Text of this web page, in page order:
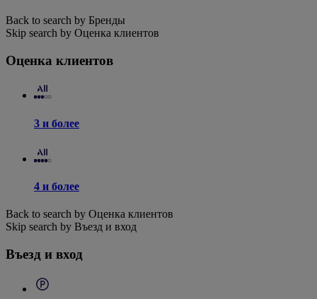
Back to search by Бренды
Skip search by Оценка клиентов
Оценка клиентов
3 и более
4 и более
Back to search by Оценка клиентов
Skip search by Въезд и вход
Въезд и вход